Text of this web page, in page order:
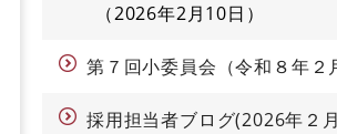
2026年2月10日
第７回小委員会（令和８年２
採用担当者ブログ(2026年２